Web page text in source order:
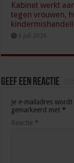
Kabinet werkt
tegen vrouwen,
6 juli 2026
Geef een reactie
Je e-mailadres
gemarkeerd met *
Reactie *